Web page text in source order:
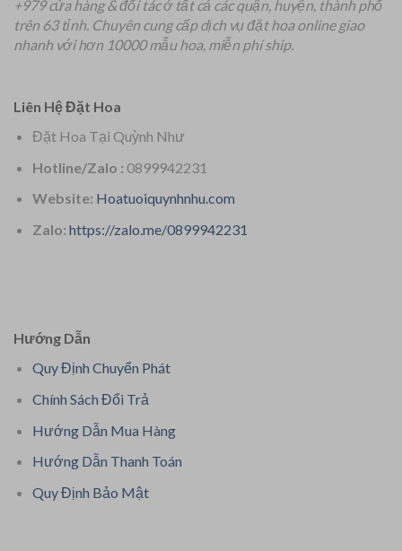
+979 cửa hàng & đối tác ở tất cả các quận, huyện, thành phố
trên 63 tỉnh. Chuyên cung cấp dịch vụ đặt hoa online giao
nhanh với hơn 10000 mẫu hoa, miễn phí ship.
Liên Hệ Đặt Hoa
Đặt Hoa Tại Quỳnh Như
Hotline/Zalo : 0899942231
Website: Hoatuoiquynhnhu.com
Zalo: https://zalo.me/0899942231
Hướng Dẫn
Quy Định Chuyển Phát
Chính Sách Đổi Trả
Hướng Dẫn Mua Hàng
Hướng Dẫn Thanh Toán
Quy Định Bảo Mật